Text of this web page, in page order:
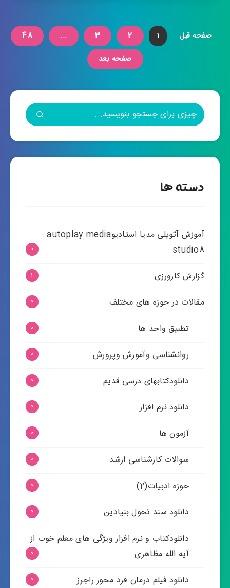
صفحه قبل 1
2
3
...
48
صفحه بعد
دسته ها
آموزش آتوپلی مدیا استادیوautoplay media
studio8
0
گزارش کارورزی 1
مقالات در حوزه های مختلف 0
تطبیق واحد ها 0
روانشناسی وآموزش وپرورش 0
دانلودکتابهای درسی قدیم 0
دانلود نرم افزار 0
آزمون ها 0
سوالات کارشناسی ارشد 0
حوزه ادبیات(2) 0
دانلود سند تحول بنیادین 0
دانلودکتاب و نرم افزار ویژگی های معلم خوب از
آیه الله مظاهری
0
دانلود فیلم درمان فرد محور راجرز 0